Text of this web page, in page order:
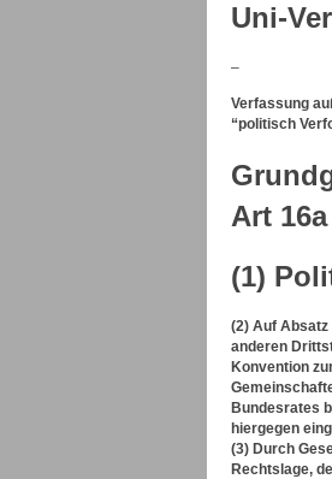
Uni-
–
Verfassung
“politisch
Art 16a
(1)
(2) Auf
anderen
Konvention
Bundesrates
hiergegen
(3) Durch
Rechtslage,